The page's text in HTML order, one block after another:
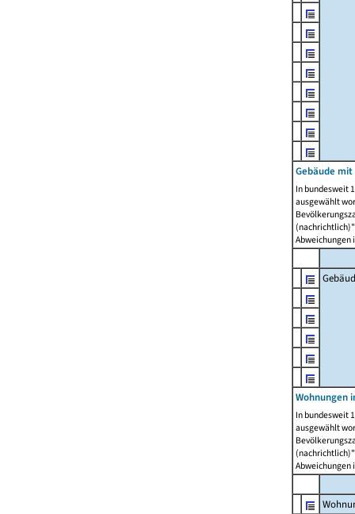
Gebäude mit
In bundesweit
ausgewählt
Abweichungen
Wohnungen
In bundesweit
ausgewählt
Abweichungen